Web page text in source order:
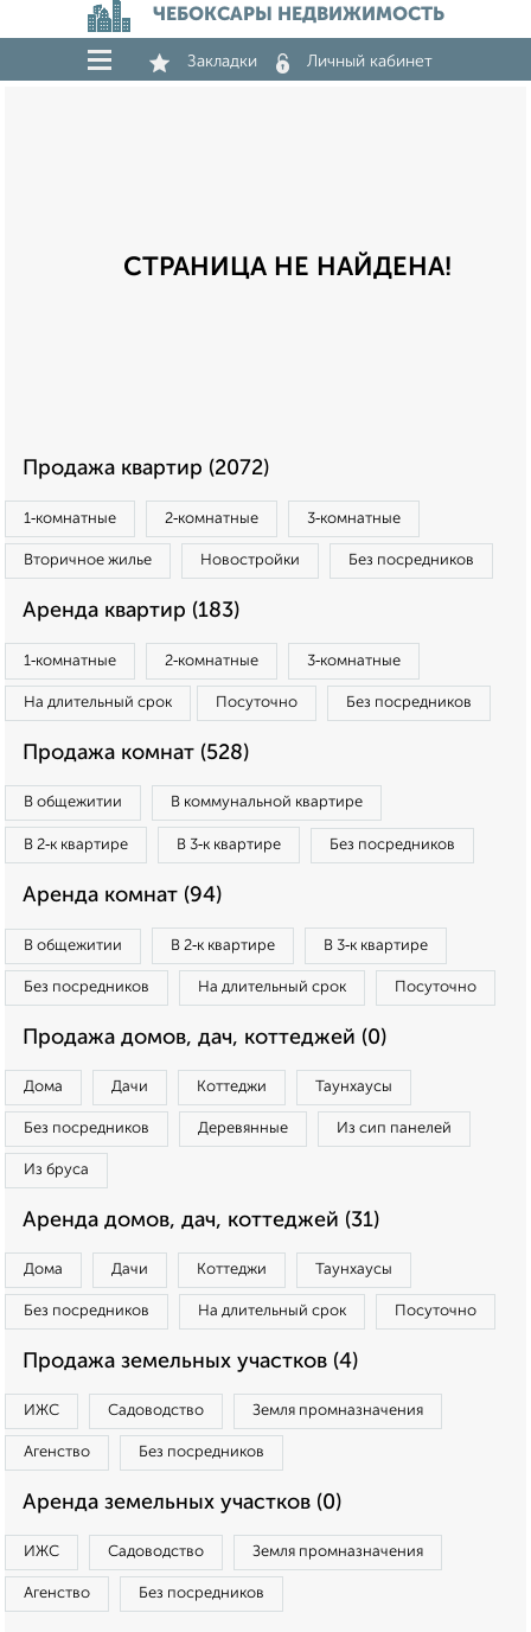
ЧЕБОКСАРЫ НЕДВИЖИМОСТЬ
Закладки Личный кабинет
СТРАНИЦА НЕ НАЙДЕНА!
Продажа квартир (2072)
1‑комнатные 2‑комнатные 3‑комнатные
Вторичное жилье Новостройки Без посредников
Аренда квартир (183)
1‑комнатные 2‑комнатные 3‑комнатные
На длительный срок Посуточно Без посредников
Продажа комнат (528)
В общежитии В коммунальной квартире
В 2‑к квартире В 3‑к квартире Без посредников
Аренда комнат (94)
В общежитии В 2‑к квартире В 3‑к квартире
Без посредников На длительный срок Посуточно
Продажа домов, дач, коттеджей (0)
Дома Дачи Коттеджи Таунхаусы
Без посредников Деревянные Из сип панелей
Из бруса
Аренда домов, дач, коттеджей (31)
Дома Дачи Коттеджи Таунхаусы
Без посредников На длительный срок Посуточно
Продажа земельных участков (4)
ИЖС Садоводство Земля промназначения
Агенство Без посредников
Аренда земельных участков (0)
ИЖС Садоводство Земля промназначения
Агенство Без посредников